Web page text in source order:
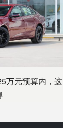
万元预算内，这